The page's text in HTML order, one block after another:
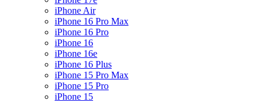
iPhone Air
iPhone 16 Pro Max
iPhone 16 Pro
iPhone 16
iPhone 16e
iPhone 16 Plus
iPhone 15 Pro Max
iPhone 15 Pro
iPhone 15